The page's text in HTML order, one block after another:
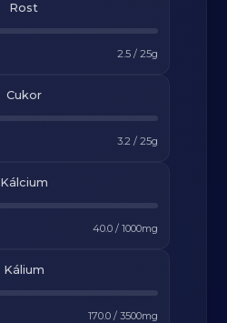
Rost
2.5/ 25g
Cukor
3.2/ 25g
Kálcium
40.0/ 1000mg
Kálium
170.0/ 3500mg